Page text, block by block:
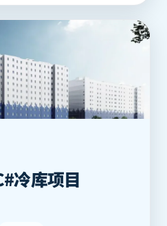
冷库项目